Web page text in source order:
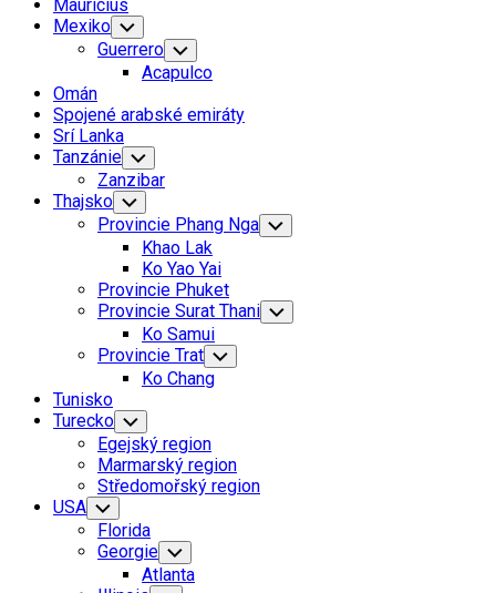
Mauricius
Mexiko Toggle
Child
Menu
Guerrero Toggle
Child
Menu
Acapulco
Omán
Spojené arabské emiráty
Srí Lanka
Tanzánie Toggle
Child
Menu
Zanzibar
Thajsko Toggle
Child
Menu
Provincie Phang Nga Toggle
Child
Khao Lak
Ko Yao Yai
Provincie Phuket
Provincie Surat Thani Toggle
Child
Ko Samui
Provincie Trat Toggle
Child
Menu
Ko Chang
Tunisko
Turecko Toggle
Child
Menu
Egejský region
Marmarský region
Středomořský region
USA Toggle
Child
Menu
Florida
Georgie Toggle
Child
Menu
Atlanta